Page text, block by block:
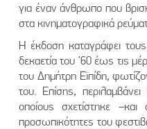
για έναν άνθρωπο που
στα κινηματογραφικά
Η έκδοση καταγράφει
δεκαετία του ’60 έως τις
του Δημήτρη Εϊπίδη,
του. Επίσης,
οποίους σχετίστηκε
προσωπικότητες του